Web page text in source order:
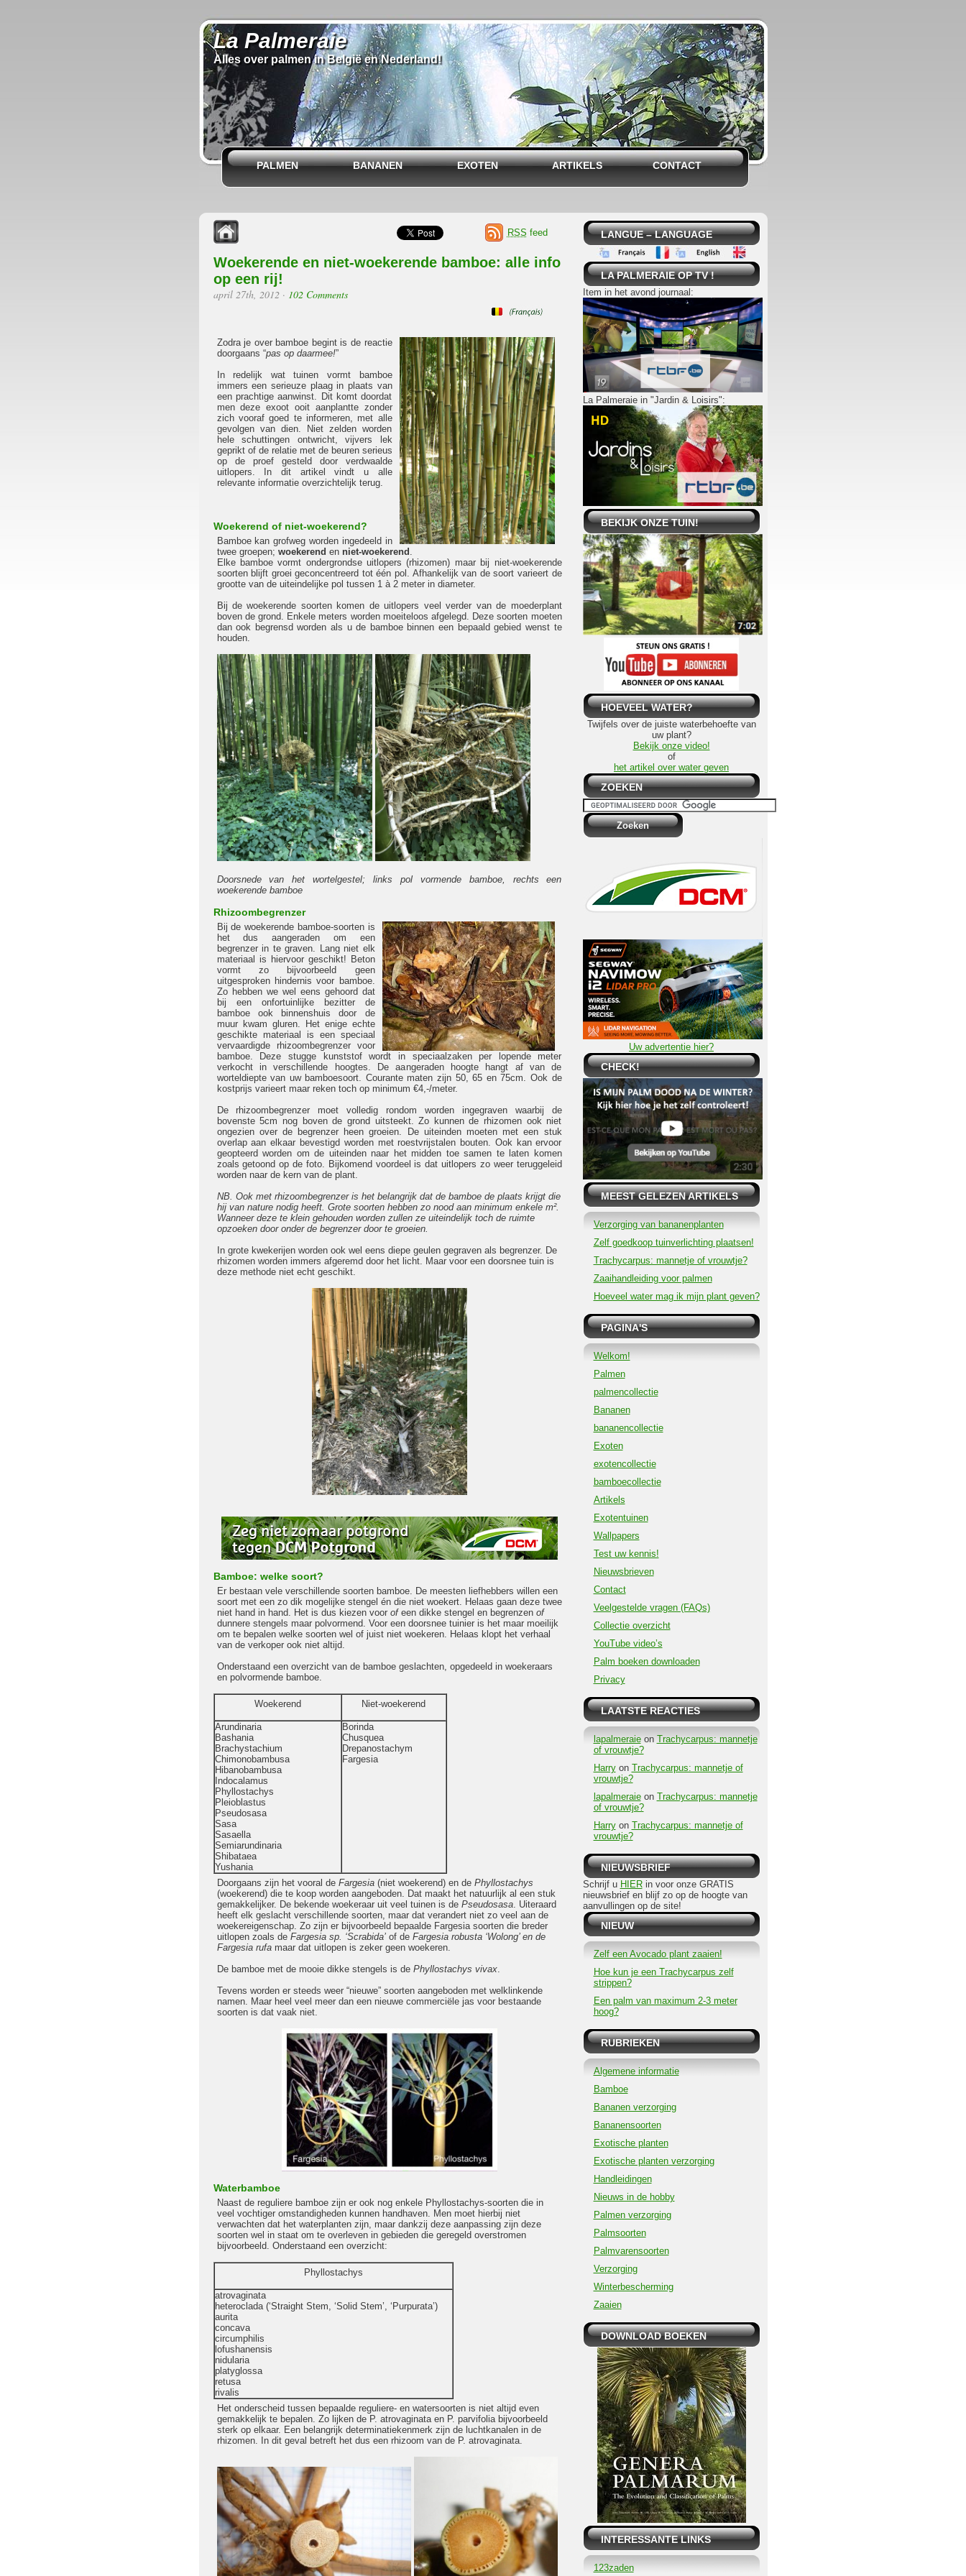
La Palmeraie
Alles over palmen in België en Nederland!
PALMEN BANANEN EXOTEN ARTIKELS CONTACT
LANGUE – LANGUAGE
LA PALMERAIE OP TV !
Item in het avond journaal:
La Palmeraie in "Jardin & Loisirs":
BEKIJK ONZE TUIN!
HOEVEEL WATER?
Twijfels over de juiste waterbehoefte van
uw plant?
Bekijk onze video!
of
het artikel over water geven
ZOEKEN
Uw advertentie hier?
CHECK!
MEEST GELEZEN ARTIKELS
Verzorging van bananenplanten
Zelf goedkoop tuinverlichting plaatsen!
Trachycarpus: mannetje of vrouwtje?
Zaaihandleiding voor palmen
Hoeveel water mag ik mijn plant geven?
PAGINA'S
Welkom!
Palmen
palmencollectie
Bananen
bananencollectie
Exoten
exotencollectie
bamboecollectie
Artikels
Exotentuinen
Wallpapers
Test uw kennis!
Nieuwsbrieven
Contact
Veelgestelde vragen (FAQs)
Collectie overzicht
YouTube video’s
Palm boeken downloaden
Privacy
LAATSTE REACTIES
lapalmeraieon Trachycarpus: mannetje
of vrouwtje?
Harryon Trachycarpus: mannetje of
vrouwtje?
lapalmeraieon Trachycarpus: mannetje
of vrouwtje?
Harryon Trachycarpus: mannetje of
vrouwtje?
NIEUWSBRIEF
Schrijf u HIERin voor onze GRATIS
nieuwsbrief en blijf zo op de hoogte van
aanvullingen op de site!
NIEUW
Zelf een Avocado plant zaaien!
Hoe kun je een Trachycarpus zelf
strippen?
Een palm van maximum 2-3 meter
hoog?
RUBRIEKEN
Algemene informatie
Bamboe
Bananen verzorging
Bananensoorten
Exotische planten
Exotische planten verzorging
Handleidingen
Nieuws in de hobby
Palmen verzorging
Palmsoorten
Palmvarensoorten
Verzorging
Winterbescherming
Zaaien
DOWNLOAD BOEKEN
INTERESSANTE LINKS
123zaden
RSS feed
Woekerende en niet-woekerende bamboe: alle info
op een rij!
april 27th, 2012· 102 Comments
Zodra je over bamboe begint is de reactie
doorgaans “pas op daarmee!”
In redelijk wat tuinen vormt bamboe
immers een serieuze plaag in plaats van
een prachtige aanwinst. Dit komt doordat
men deze exoot ooit aanplantte zonder
zich vooraf goed te informeren, met alle
gevolgen van dien. Niet zelden worden
hele schuttingen ontwricht, vijvers lek
geprikt of de relatie met de beuren serieus
op de proef gesteld door verdwaalde
uitlopers. In dit artikel vindt u alle
relevante informatie overzichtelijk terug.
Woekerend of niet-woekerend?
Bamboe kan grofweg worden ingedeeld in
twee groepen; woekerend en niet-woekerend .
Elke bamboe vormt ondergrondse uitlopers (rhizomen) maar bij niet-woekerende
soorten blijft groei geconcentreerd tot één pol. Afhankelijk van de soort varieert de
grootte van de uiteindelijke pol tussen 1 à 2 meter in diameter.
Bij de woekerende soorten komen de uitlopers veel verder van de moederplant
boven de grond. Enkele meters worden moeiteloos afgelegd. Deze soorten moeten
dan ook begrensd worden als u de bamboe binnen een bepaald gebied wenst te
houden.
Doorsnede van het wortelgestel; links pol vormende bamboe, rechts een
woekerende bamboe
Rhizoombegrenzer
Bij de woekerende bamboe-soorten is
het dus aangeraden om een
begrenzer in te graven. Lang niet elk
materiaal is hiervoor geschikt! Beton
vormt zo bijvoorbeeld geen
uitgesproken hindernis voor bamboe.
Zo hebben we wel eens gehoord dat
bij een onfortuinlijke bezitter de
bamboe ook binnenshuis door de
muur kwam gluren. Het enige echte
geschikte materiaal is een speciaal
vervaardigde rhizoombegrenzer voor
bamboe. Deze stugge kunststof wordt in speciaalzaken per lopende meter
verkocht in verschillende hoogtes. De aangeraden hoogte hangt af van de
worteldiepte van uw bamboesoort. Courante maten zijn 50, 65 en 75cm. Ook de
kostprijs varieert maar reken toch op minimum €4,-/meter.
De rhizoombegrenzer moet volledig rondom worden ingegraven waarbij de
bovenste 5cm nog boven de grond uitsteekt. Zo kunnen de rhizomen ook niet
ongezien over de begrenzer heen groeien. De uiteinden moeten met een stuk
overlap aan elkaar bevestigd worden met roestvrijstalen bouten. Ook kan ervoor
geopteerd worden om de uiteinden naar het midden toe samen te laten komen
zoals getoond op de foto. Bijkomend voordeel is dat uitlopers zo weer teruggeleid
worden naar de kern van de plant.
NB. Ook met rhizoombegrenzer is het belangrijk dat de bamboe de plaats krijgt die
hij van nature nodig heeft. Grote soorten hebben zo nood aan minimum enkele m².
Wanneer deze te klein gehouden worden zullen ze uiteindelijk toch de ruimte
opzoeken door onder de begrenzer door te groeien.
In grote kwekerijen worden ook wel eens diepe geulen gegraven als begrenzer. De
rhizomen worden immers afgeremd door het licht. Maar voor een doorsnee tuin is
deze methode niet echt geschikt.
Bamboe: welke soort?
Er bestaan vele verschillende soorten bamboe. De meesten liefhebbers willen een
soort met een zo dik mogelijke stengel én die niet woekert. Helaas gaan deze twee
niet hand in hand. Het is dus kiezen voor ofeen dikke stengel en begrenzen of
dunnere stengels maar polvormend. Voor een doorsnee tuinier is het maar moeilijk
om te bepalen welke soorten wel of juist niet woekeren. Helaas klopt het verhaal
van de verkoper ook niet altijd.
Onderstaand een overzicht van de bamboe geslachten, opgedeeld in woekeraars
en polvormende bamboe.
Woekerend Niet-woekerend
Arundinaria
Bashania
Brachystachium
Chimonobambusa
Hibanobambusa
Indocalamus
Phyllostachys
Pleioblastus
Pseudosasa
Sasa
Sasaella
Semiarundinaria
Shibataea
Yushania
Borinda
Chusquea
Drepanostachym
Fargesia
Doorgaans zijn het vooral de Fargesia(niet woekerend) en de Phyllostachys
(woekerend) die te koop worden aangeboden. Dat maakt het natuurlijk al een stuk
gemakkelijker. De bekende woekeraar uit veel tuinen is de Pseudosasa. Uiteraard
heeft elk geslacht verschillende soorten, maar dat verandert niet zo veel aan de
woekereigenschap. Zo zijn er bijvoorbeeld bepaalde Fargesia soorten die breder
uitlopen zoals de Fargesia sp. ‘Scrabida’of de Fargesia robusta ‘Wolong’ en de
Fargesia rufamaar dat uitlopen is zeker geen woekeren.
De bamboe met de mooie dikke stengels is de Phyllostachys vivax.
Tevens worden er steeds weer “nieuwe” soorten aangeboden met welklinkende
namen. Maar heel veel meer dan een nieuwe commerciële jas voor bestaande
soorten is dat vaak niet.
Waterbamboe
Naast de reguliere bamboe zijn er ook nog enkele Phyllostachys-soorten die in
veel vochtiger omstandigheden kunnen handhaven. Men moet hierbij niet
verwachten dat het waterplanten zijn, maar dankzij deze aanpassing zijn deze
soorten wel in staat om te overleven in gebieden die geregeld overstromen
bijvoorbeeld. Onderstaand een overzicht:
Phyllostachys
atrovaginata
heteroclada (‘Straight Stem, ‘Solid Stem’, ‘Purpurata’)
aurita
concava
circumphilis
lofushanensis
nidularia
platyglossa
retusa
rivalis
Het onderscheid tussen bepaalde reguliere- en watersoorten is niet altijd even
gemakkelijk te bepalen. Zo lijken de P. atrovaginata en P. parvifolia bijvoorbeeld
sterk op elkaar. Een belangrijk determinatiekenmerk zijn de luchtkanalen in de
rhizomen. In dit geval betreft het dus een rhizoom van de P. atrovaginata.